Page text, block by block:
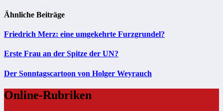
Ähnliche Beiträge
Friedrich Merz: eine umgekehrte Furzgrundel?
Erste Frau an der Spitze der UN?
Der Sonntagscartoon von Holger Weyrauch
Online-Rubriken